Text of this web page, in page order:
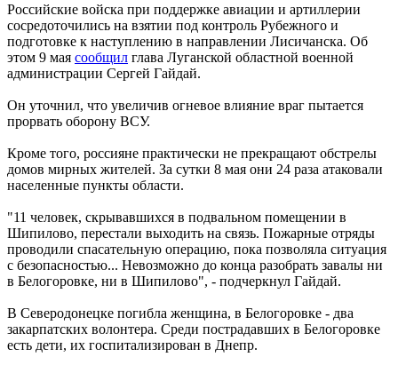
Российские войска при поддержке авиации и артиллерии
сосредоточились на взятии под контроль Рубежного и
подготовке к наступлению в направлении Лисичанска. Об
этом 9 мая сообщил глава Луганской областной военной
администрации Сергей Гайдай.
Он уточнил, что увеличив огневое влияние враг пытается
прорвать оборону ВСУ.
Кроме того, россияне практически не прекращают обстрелы
домов мирных жителей. За сутки 8 мая они 24 раза атаковали
населенные пункты области.
"11 человек, скрывавшихся в подвальном помещении в
Шипилово, перестали выходить на связь. Пожарные отряды
проводили спасательную операцию, пока позволяла ситуация
с безопасностью... Невозможно до конца разобрать завалы ни
в Белогоровке, ни в Шипилово", - подчеркнул Гайдай.
В Северодонецке погибла женщина, в Белогоровке - два
закарпатских волонтера. Среди пострадавших в Белогоровке
есть дети, их госпитализирован в Днепр.